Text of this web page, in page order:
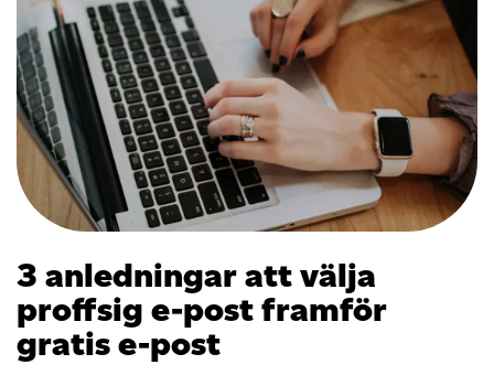
3 anledningar att välja
proffsig e-post framför
gratis e-post